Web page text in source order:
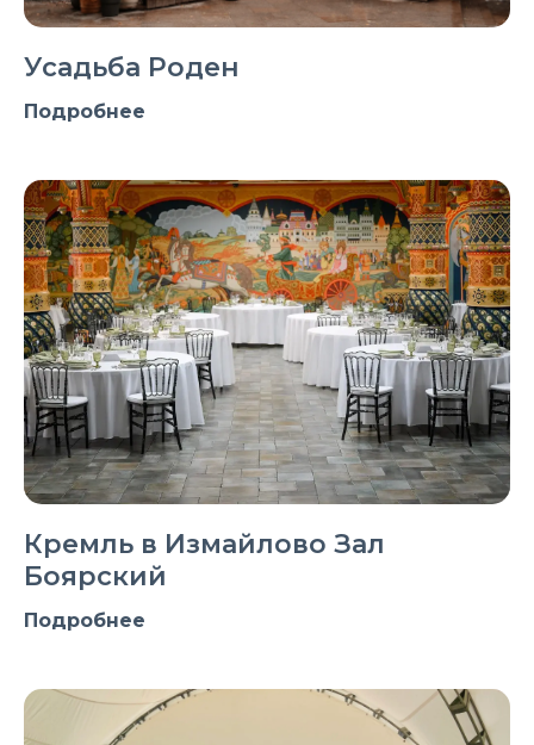
Усадьба Роден
Подробнее
Кремль в Измайлово Зал
Боярский
Подробнее